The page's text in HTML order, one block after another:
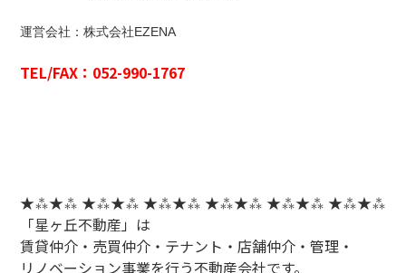
運営会社：株式会社EZENA
TEL/FAX：052-990-1767
★⁂★⁂ ★⁂★⁂ ★⁂★⁂ ★⁂★⁂ ★⁂★⁂ ★⁂★⁂
「星ヶ丘不動産」は
賃貸仲介・売買仲介・テナント・店舗仲介・管理・
リノベーション事業を行う不動産会社です。